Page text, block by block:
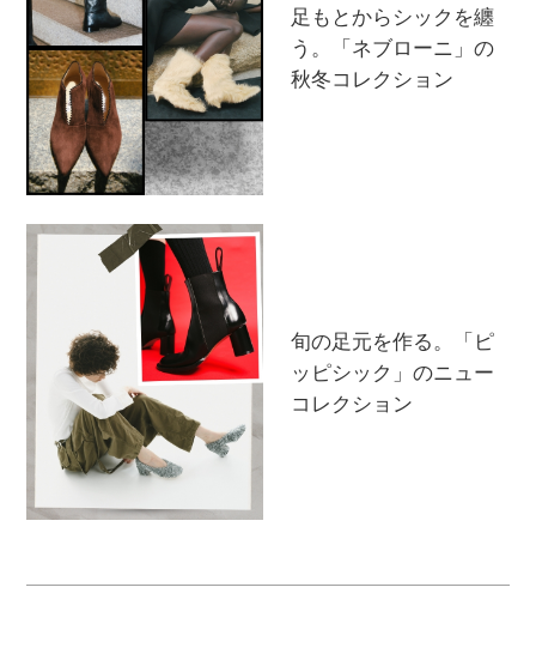
足もとからシックを纏
う。「ネブローニ」の
秋冬コレクション
旬の足元を作る。「ピ
ッピシック」のニュー
コレクション